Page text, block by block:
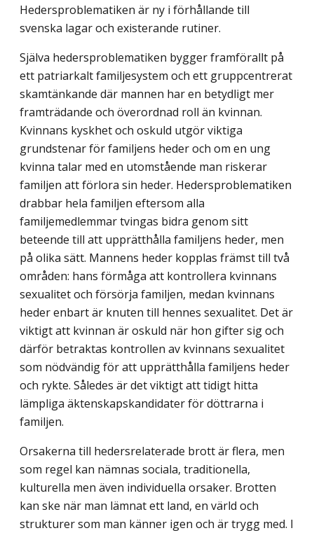
Hedersproblematiken är ny i förhållande till
svenska lagar och existerande rutiner.
Själva hedersproblematiken bygger framförallt på
ett patriarkalt familjesystem och ett gruppcentrerat
skamtänkande där mannen har en betydligt mer
framträdande och överordnad roll än kvinnan.
Kvinnans kyskhet och oskuld utgör viktiga
grundstenar för familjens heder och om en ung
kvinna talar med en utomstående man riskerar
familjen att förlora sin heder. Hedersproblematiken
drabbar hela familjen eftersom alla
familjemedlemmar tvingas bidra genom sitt
beteende till att upprätthålla familjens heder, men
på olika sätt. Mannens heder kopplas främst till två
områden: hans förmåga att kontroll­era kvinnans
sexualitet och försörja familjen, medan kvinnans
heder enbart är knuten till hennes sexualitet. Det är
viktigt att kvinnan är oskuld när hon gifter sig och
därför betraktas kontrollen av kvinnans sexualitet
som nödvändig för att upprätthålla familjens heder
och rykte. Således är det viktigt att tidigt hitta
lämpliga äktenskapskandidater för döttrarna i
familjen.
Orsakerna till hedersrelaterade brott är flera, men
som regel kan nämnas sociala, traditionella,
kulturella men även individuella orsaker. Brotten
kan ske när man lämnat ett land, en värld och
strukturer som man känner igen och är trygg med. I